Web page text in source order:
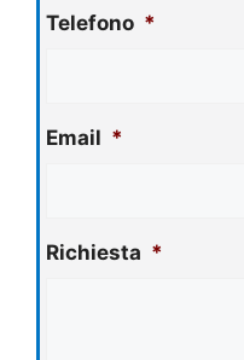
Telefono *
Email *
Richiesta *